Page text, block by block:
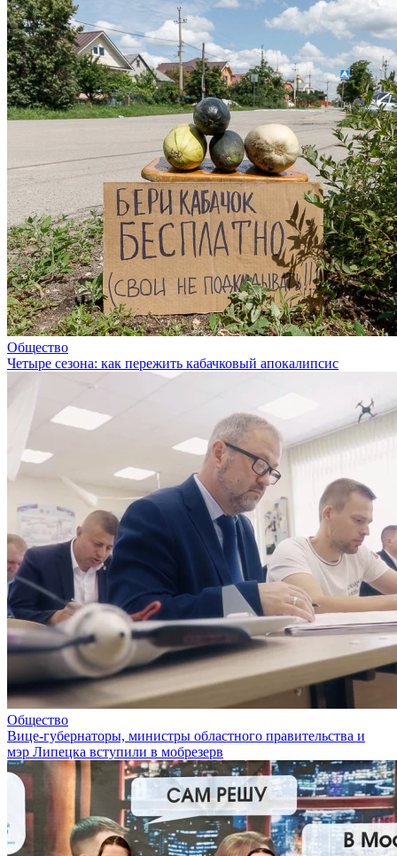
Общество
Четыре сезона: как пережить кабачковый апокалипсис
Общество
Вице-губернаторы, министры областного правительства и
мэр Липецка вступили в мобрезерв